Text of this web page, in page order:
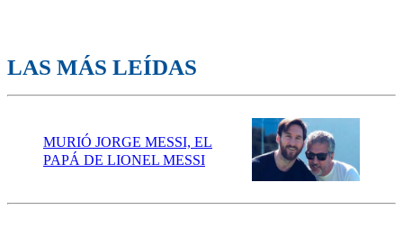
LAS MÁS LEÍDAS
MURIÓ JORGE MESSI, EL
PAPÁ DE LIONEL MESSI